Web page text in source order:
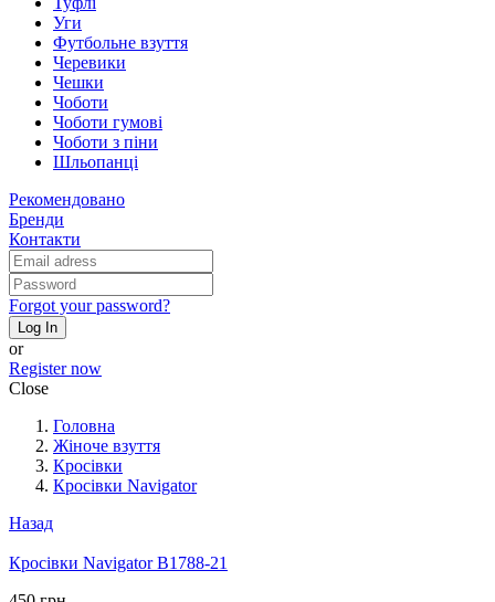
Уги
Футбольне взуття
Черевики
Чешки
Чоботи
Чоботи гумові
Чоботи з піни
Шльопанці
Рекомендовано
Бренди
Контакти
Forgot your password?
Log In
or
Register now
Close
Головна
Жіноче взуття
Кросівки
Кросівки Navigator
Назад
Кросівки Navigator B1788-21